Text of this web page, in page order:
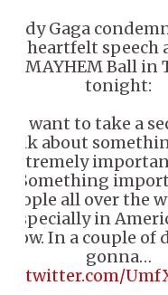
Lady Gaga
heartfelt speech
MAYHEM Ball in
tonight:
"I want to take a
talk about
extremely
Something
people all over the
especially in
now. In a couple of
gonna…